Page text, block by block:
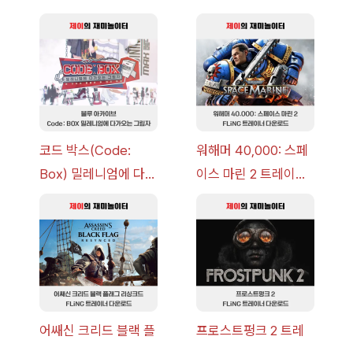
코드 박스(Code:
Box) 밀레니엄에 다가
략 [복각] | 블루 아카
이브
워해머 40,000: 스페
이스 마린 2 트레이너
v14.0+] 다운로드
어쌔신 크리드 블랙 플
프로스트펑크 2 트레